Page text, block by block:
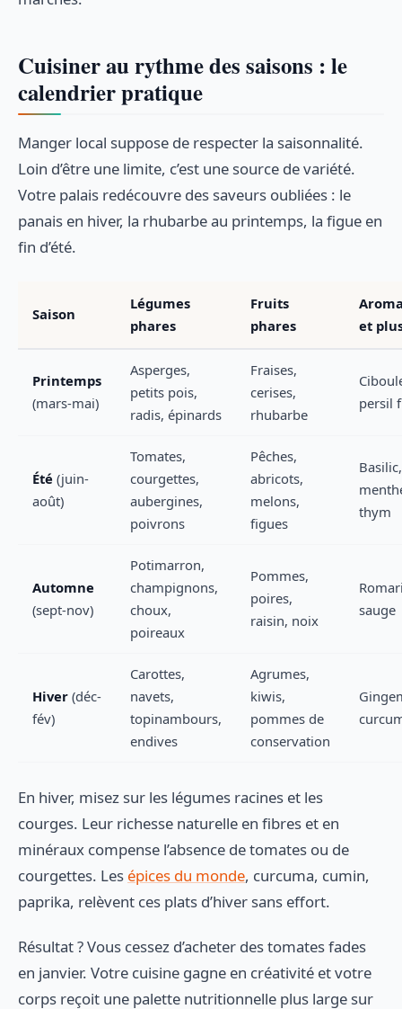
Cuisiner au rythme des saisons : le
calendrier pratique
Manger local suppose de respecter la saisonnalité.
Loin d’être une limite, c’est une source de variété.
Votre palais redécouvre des saveurs oubliées : le
panais en hiver, la rhubarbe au printemps, la figue en
fin d’été.
Saison
Légumes
phares
Fruits
phares
et
Printemps
(mars-mai)
Asperges,
petits pois,
radis, épinards
Fraises,
cerises,
rhubarbe
persil
Été (juin-
août)
Tomates,
courgettes,
aubergines,
poivrons
Pêches,
abricots,
melons,
figues
Basilic,
thym
Automne
(sept-nov)
Potimarron,
champignons,
choux,
poireaux
Pommes,
poires,
raisin, noix
sauge
Hiver (déc-
fév)
Carottes,
navets,
topinambours,
endives
Agrumes,
kiwis,
pommes de
conservation
En hiver, misez sur les légumes racines et les
courges. Leur richesse naturelle en fibres et en
minéraux compense l’absence de tomates ou de
courgettes. Les épices du monde, curcuma, cumin,
paprika, relèvent ces plats d’hiver sans effort.
Résultat ? Vous cessez d’acheter des tomates fades
en janvier. Votre cuisine gagne en créativité et votre
corps reçoit une palette nutritionnelle plus large sur